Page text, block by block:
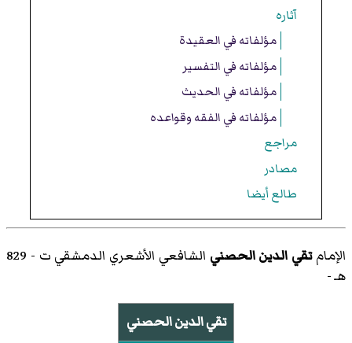
آثاره
مؤلفاته في العقيدة
مؤلفاته في التفسير
مؤلفاته في الحديث
مؤلفاته في الفقه وقواعده
مراجع
مصادر
طالع أيضا
الإمامتقي الدين الحصني
الشافعي الأشعري الدمشقي ت - 829
هـ -
تقي الدين الحصني